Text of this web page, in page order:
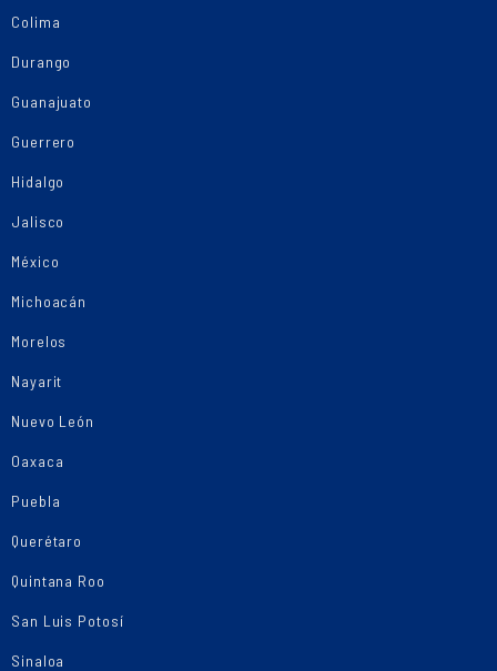
Colima
Durango
Guanajuato
Guerrero
Hidalgo
Jalisco
México
Michoacán
Morelos
Nayarit
Nuevo León
Oaxaca
Puebla
Querétaro
Quintana Roo
San Luis Potosí
Sinaloa